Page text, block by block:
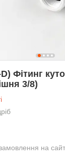
Фітинг
3/8)
на